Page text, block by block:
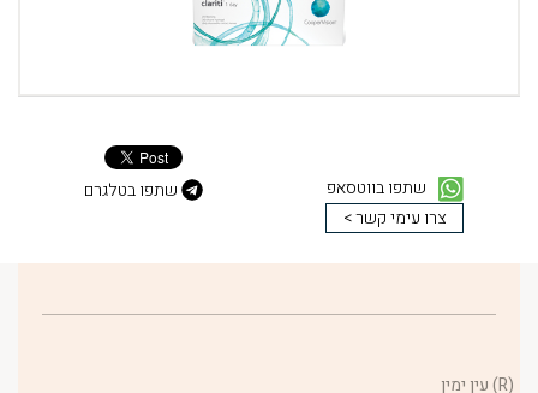
שתפו בווטסאפ
שתפו בטלגרם
צרו עימי קשר >
(R) עין ימין